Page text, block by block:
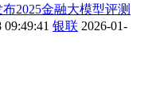
2025金融大模型评测
09:49:41 银联 2026-01-